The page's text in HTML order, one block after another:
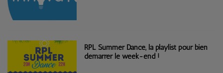
RPL Summer Dance, la playlist pour bien
démarrer le week-end !